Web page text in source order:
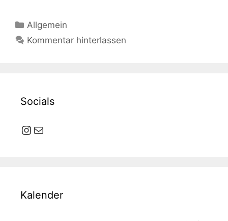
Kategorien
Allgemein
Kommentar hinterlassen
Socials
Instagram
E-Mail
Kalender